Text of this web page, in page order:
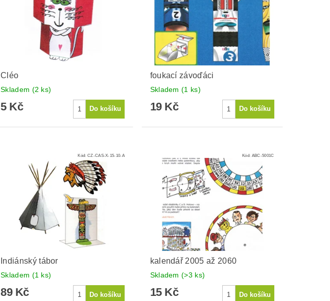
Cléo
Skladem (2 ks)
5 Kč
foukací závoďáci
Skladem(1 ks)
19 Kč
Kód: CZ-CAS-X-15-10-A
Indiánský tábor
Skladem (1 ks)
89 Kč
Kód: ABC-5001C
kalendář 2005 až 2060
Skladem(>3 ks)
15 Kč